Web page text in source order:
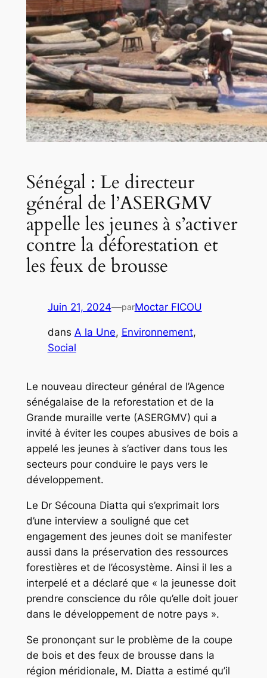
Sénégal : Le directeur
général de l’ASERGMV
appelle les jeunes à s’activer
contre la déforestation et
les feux de brousse
Juin 21, 2024—parMoctar FICOU
dans A la Une, Environnement
Social
Le nouveau directeur général de l’Agence
sénégalaise de la reforestation et de la
Grande muraille verte (ASERGMV) qui a
invité à éviter les coupes abusives de bois a
appelé les jeunes à s’activer dans tous les
secteurs pour conduire le pays vers le
développement.
Le Dr Sécouna Diatta qui s’exprimait lors
d’une interview a souligné que cet
engagement des jeunes doit se manifester
aussi dans la préservation des ressources
forestières et de l’écosystème. Ainsi il les a
interpelé et a déclaré que « la jeunesse doit
prendre conscience du rôle qu’elle doit jouer
dans le développement de notre pays ».
Se prononçant sur le problème de la coupe
de bois et des feux de brousse dans la
région méridionale, M. Diatta a estimé qu’il